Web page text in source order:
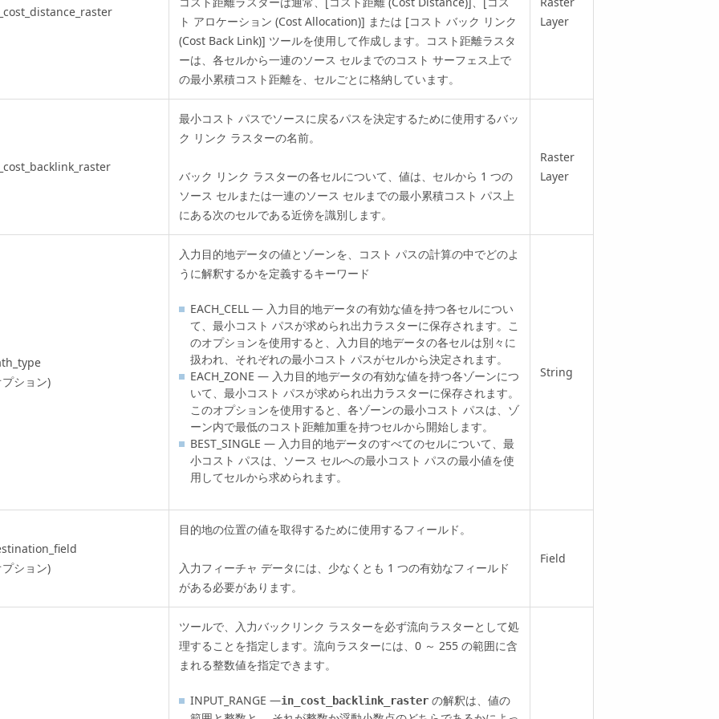
ト アロケーション (Cost Allocation)] または [コスト バック リンク
(Cost Back Link)] ツールを使用して作成します。コスト距離ラスタ
ーは、各セルから一連のソース セルまでのコスト サーフェス上で
の最小累積コスト距離を、セルごとに格納しています。
Layer
最小コスト パスでソースに戻るパスを決定するために使用するバッ
ク リンク ラスターの名前。
バック リンク ラスターの各セルについて、値は、セルから 1 つの
ソース セルまたは一連のソース セルまでの最小累積コスト パス上
にある次のセルである近傍を識別します。
Raster
Layer
プション)
入力目的地データの値とゾーンを、コスト パスの計算の中でどのよ
うに解釈するかを定義するキーワード
EACH_CELL — 入力目的地データの有効な値を持つ各セルについ
て、最小コスト パスが求められ出力ラスターに保存されます。こ
のオプションを使用すると、入力目的地データの各セルは別々に
扱われ、それぞれの最小コスト パスがセルから決定されます。
EACH_ZONE — 入力目的地データの有効な値を持つ各ゾーンにつ
いて、最小コスト パスが求められ出力ラスターに保存されます。
このオプションを使用すると、各ゾーンの最小コスト パスは、ゾ
ーン内で最低のコスト距離加重を持つセルから開始します。
BEST_SINGLE — 入力目的地データのすべてのセルについて、最
小コスト パスは、ソース セルへの最小コスト パスの最小値を使
用してセルから求められます。
String
プション)
目的地の位置の値を取得するために使用するフィールド。
入力フィーチャ データには、少なくとも 1 つの有効なフィールド
がある必要があります。
Field
ツールで、入力バックリンク ラスターを必ず流向ラスターとして処
理することを指定します。流向ラスターには、0 ～ 255 の範囲に含
まれる整数値を指定できます。
INPUT_RANGE —in_cost_backlink_raster の解釈は、値の